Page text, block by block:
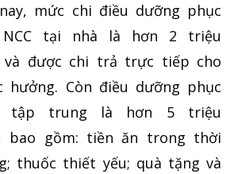
mức chi điều dưỡng phục
tại nhà là hơn 2 triệu
và được chi trả trực tiếp cho
hưởng. Còn điều dưỡng phục
tập trung là hơn 5 triệu
bao gồm: tiền ăn trong thời
thuốc thiết yếu; quà tặng và